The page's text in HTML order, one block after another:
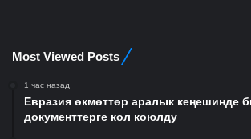
Most Viewed Posts
1 час назад
Евразия өкмөттөр аралык кеңешинде
документтерге кол коюлду